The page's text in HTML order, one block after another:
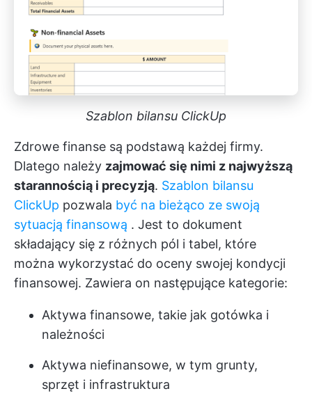
Szablon bilansu ClickUp
Zdrowe finanse są podstawą każdej firmy.
Dlatego należy zajmować się nimi z najwyższą
starannością i precyzją. Szablon bilansu
ClickUp pozwala być na bieżąco ze swoją
sytuacją finansową . Jest to dokument
składający się z różnych pól i tabel, które
można wykorzystać do oceny swojej kondycji
finansowej. Zawiera on następujące kategorie:
Aktywa finansowe, takie jak gotówka i
należności
Aktywa niefinansowe, w tym grunty,
sprzęt i infrastruktura